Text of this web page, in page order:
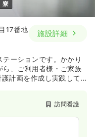
寮
17番地
施設詳細
ーションです。かかり
、ご利用者様・ご家族
計画を作成し実践して
訪問看護